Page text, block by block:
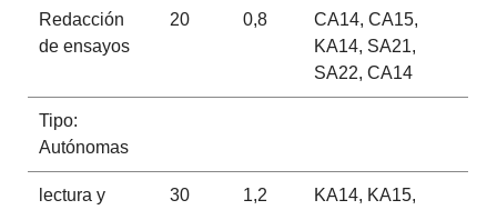
Redacción
de ensayos
20 0,8
CA14, CA15,
KA14, SA21,
SA22, CA14
Tipo:
Autónomas
lectura y
30 1,2
KA14, KA15,